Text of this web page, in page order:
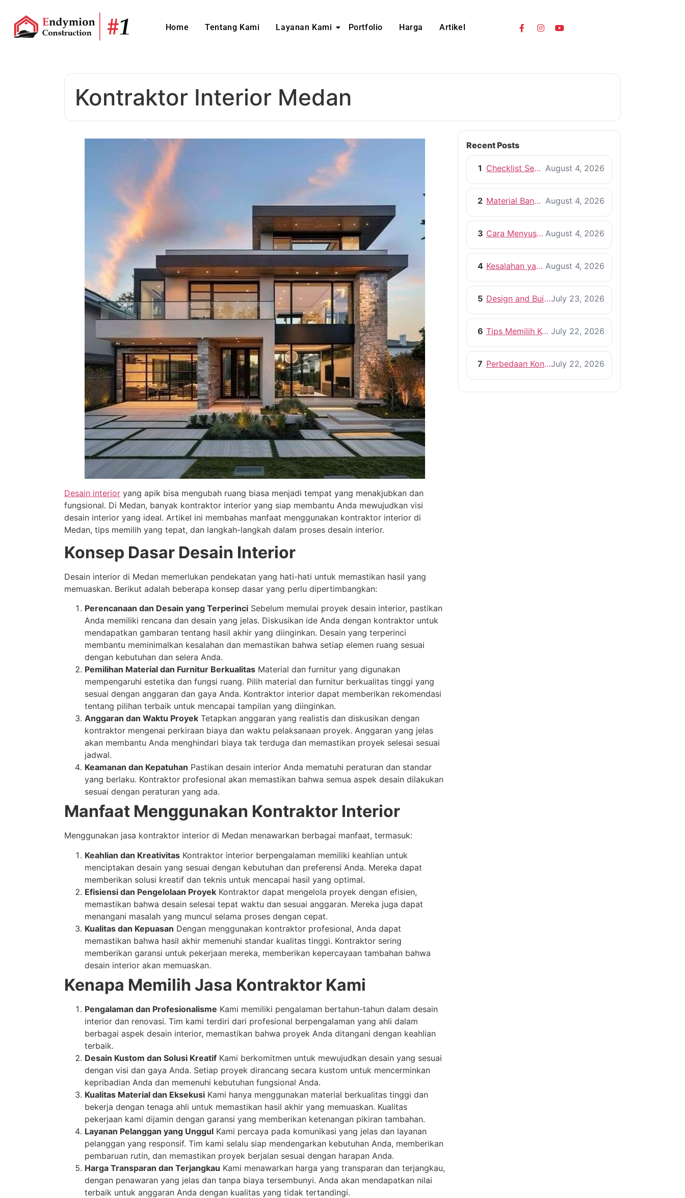
Home Tentang Kami Layanan Kami Portfolio Harga Artikel
Kontraktor Interior Medan
Desain interior yang apik bisa mengubah ruang biasa menjadi tempat yang menakjubkan dan
fungsional. Di Medan, banyak kontraktor interior yang siap membantu Anda mewujudkan visi
desain interior yang ideal. Artikel ini membahas manfaat menggunakan kontraktor interior di
Medan, tips memilih yang tepat, dan langkah-langkah dalam proses desain interior.
Konsep Dasar Desain Interior
Desain interior di Medan memerlukan pendekatan yang hati-hati untuk memastikan hasil yang
memuaskan. Berikut adalah beberapa konsep dasar yang perlu dipertimbangkan:
Perencanaan dan Desain yang Terperinci Sebelum memulai proyek desain interior, pastikan
Anda memiliki rencana dan desain yang jelas. Diskusikan ide Anda dengan kontraktor untuk
mendapatkan gambaran tentang hasil akhir yang diinginkan. Desain yang terperinci
membantu meminimalkan kesalahan dan memastikan bahwa setiap elemen ruang sesuai
dengan kebutuhan dan selera Anda.
Pemilihan Material dan Furnitur Berkualitas Material dan furnitur yang digunakan
mempengaruhi estetika dan fungsi ruang. Pilih material dan furnitur berkualitas tinggi yang
sesuai dengan anggaran dan gaya Anda. Kontraktor interior dapat memberikan rekomendasi
tentang pilihan terbaik untuk mencapai tampilan yang diinginkan.
Anggaran dan Waktu Proyek Tetapkan anggaran yang realistis dan diskusikan dengan
kontraktor mengenai perkiraan biaya dan waktu pelaksanaan proyek. Anggaran yang jelas
akan membantu Anda menghindari biaya tak terduga dan memastikan proyek selesai sesuai
jadwal.
Keamanan dan Kepatuhan Pastikan desain interior Anda mematuhi peraturan dan standar
yang berlaku. Kontraktor profesional akan memastikan bahwa semua aspek desain dilakukan
sesuai dengan peraturan yang ada.
Manfaat Menggunakan Kontraktor Interior
Menggunakan jasa kontraktor interior di Medan menawarkan berbagai manfaat, termasuk:
Keahlian dan Kreativitas Kontraktor interior berpengalaman memiliki keahlian untuk
menciptakan desain yang sesuai dengan kebutuhan dan preferensi Anda. Mereka dapat
memberikan solusi kreatif dan teknis untuk mencapai hasil yang optimal.
Efisiensi dan Pengelolaan Proyek Kontraktor dapat mengelola proyek dengan efisien,
memastikan bahwa desain selesai tepat waktu dan sesuai anggaran. Mereka juga dapat
menangani masalah yang muncul selama proses dengan cepat.
Kualitas dan Kepuasan Dengan menggunakan kontraktor profesional, Anda dapat
memastikan bahwa hasil akhir memenuhi standar kualitas tinggi. Kontraktor sering
memberikan garansi untuk pekerjaan mereka, memberikan kepercayaan tambahan bahwa
desain interior akan memuaskan.
Kenapa Memilih Jasa Kontraktor Kami
Pengalaman dan Profesionalisme Kami memiliki pengalaman bertahun-tahun dalam desain
interior dan renovasi. Tim kami terdiri dari profesional berpengalaman yang ahli dalam
berbagai aspek desain interior, memastikan bahwa proyek Anda ditangani dengan keahlian
terbaik.
Desain Kustom dan Solusi Kreatif Kami berkomitmen untuk mewujudkan desain yang sesuai
dengan visi dan gaya Anda. Setiap proyek dirancang secara kustom untuk mencerminkan
kepribadian Anda dan memenuhi kebutuhan fungsional Anda.
Kualitas Material dan Eksekusi Kami hanya menggunakan material berkualitas tinggi dan
bekerja dengan tenaga ahli untuk memastikan hasil akhir yang memuaskan. Kualitas
pekerjaan kami dijamin dengan garansi yang memberikan ketenangan pikiran tambahan.
Layanan Pelanggan yang Unggul Kami percaya pada komunikasi yang jelas dan layanan
pelanggan yang responsif. Tim kami selalu siap mendengarkan kebutuhan Anda, memberikan
pembaruan rutin, dan memastikan proyek berjalan sesuai dengan harapan Anda.
Harga Transparan dan Terjangkau Kami menawarkan harga yang transparan dan terjangkau,
dengan penawaran yang jelas dan tanpa biaya tersembunyi. Anda akan mendapatkan nilai
terbaik untuk anggaran Anda dengan kualitas yang tidak tertandingi.
Recent Posts
1 Checklist Sebelum Memulai Proyek Pembangunan Rumah August 4, 2026
2 Material Bangunan Berkualitas untuk Rumah yang Tahan Lama August 4, 2026
3 Cara Menyusun RAB Bangun Rumah yang Efisien August 4, 2026
4 Kesalahan yang Harus Dihindari Saat Membangun Rumah August 4, 2026
5 Design and Build vs Kontraktor KonvensionalJuly 23, 2026
6 Tips Memilih Kontraktor Rumah yang Profesional July 22, 2026
7 Perbedaan Kontraktor dan Pemborong, Mana yang Lebih Tepat?July 22, 2026